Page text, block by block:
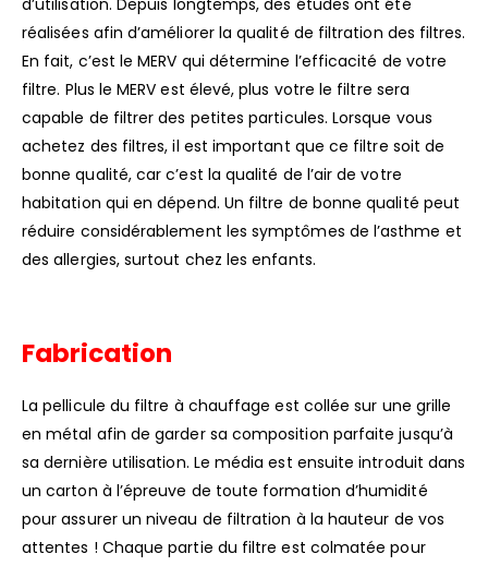
d’utilisation. Depuis longtemps, des études ont été
réalisées afin d’améliorer la qualité de filtration des filtres.
En fait, c’est le MERV qui détermine l’efficacité de votre
filtre. Plus le MERV est élevé, plus votre le filtre sera
capable de filtrer des petites particules. Lorsque vous
achetez des filtres, il est important que ce filtre soit de
bonne qualité, car c’est la qualité de l’air de votre
habitation qui en dépend. Un filtre de bonne qualité peut
réduire considérablement les symptômes de l’asthme et
des allergies, surtout chez les enfants.
Fabrication
La pellicule du filtre à chauffage est collée sur une grille
en métal afin de garder sa composition parfaite jusqu’à
sa dernière utilisation. Le média est ensuite introduit dans
un carton à l’épreuve de toute formation d’humidité
pour assurer un niveau de filtration à la hauteur de vos
attentes ! Chaque partie du filtre est colmatée pour